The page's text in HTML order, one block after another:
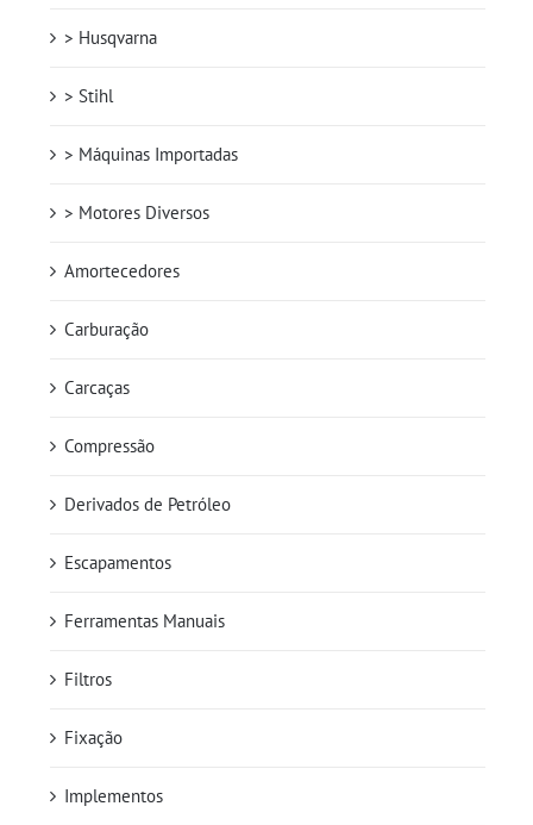
> Husqvarna
> Stihl
> Máquinas Importadas
> Motores Diversos
Amortecedores
Carburação
Carcaças
Compressão
Derivados de Petróleo
Escapamentos
Ferramentas Manuais
Filtros
Fixação
Implementos